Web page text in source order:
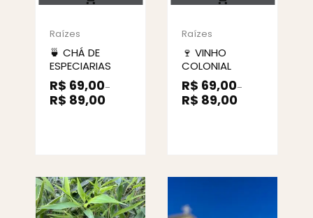
Raízes
🍵 CHÁ DE
ESPECIARIAS
R$ 69,00–
R$ 89,00
Raízes
🍷 VINHO
COLONIAL
R$ 69,00–
R$ 89,00